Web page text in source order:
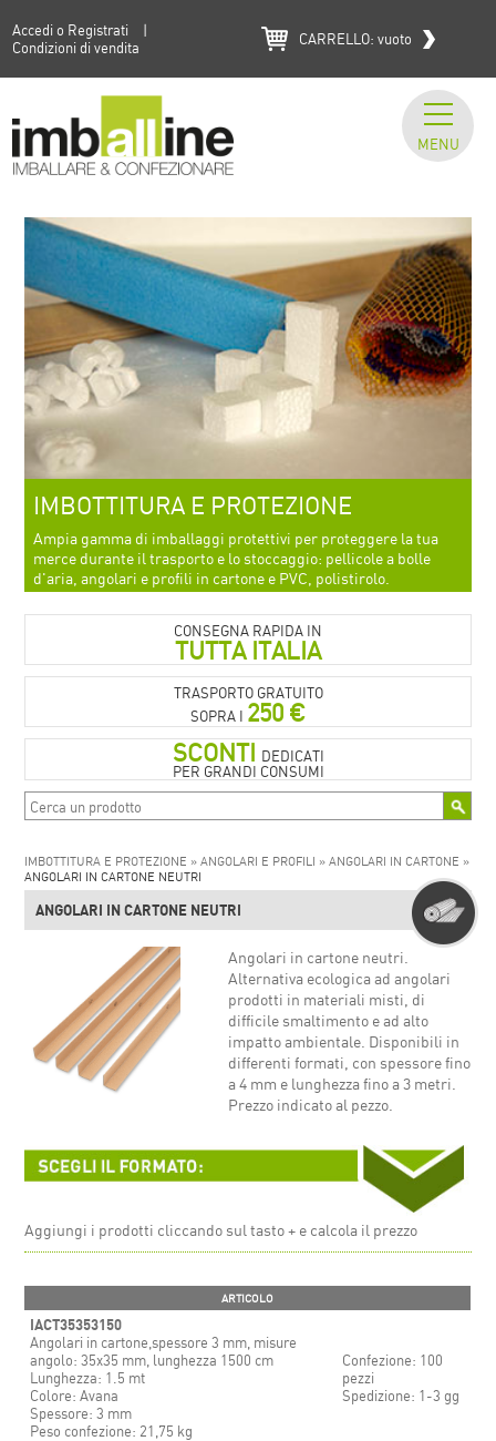
Accedi o Registrati
|
Condizioni di vendita
CARRELLO: vuoto
MENU
IMBOTTITURA E PROTEZIONE
Ampia gamma di imballaggi protettivi per proteggere la tua
merce durante il trasporto e lo stoccaggio: pellicole a bolle
d'aria, angolari e profili in cartone e PVC, polistirolo.
CONSEGNA RAPIDA IN
TUTTA ITALIA
TRASPORTO GRATUITO
SOPRA I 250 €
SCONTI DEDICATI
PER GRANDI CONSUMI
IMBOTTITURA E PROTEZIONE » ANGOLARI E PROFILI » ANGOLARI IN CARTONE »
ANGOLARI IN CARTONE NEUTRI
ANGOLARI IN CARTONE NEUTRI
Angolari in cartone neutri.
Alternativa ecologica ad angolari
prodotti in materiali misti, di
difficile smaltimento e ad alto
impatto ambientale. Disponibili in
differenti formati, con spessore fino
a 4 mm e lunghezza fino a 3 metri.
Prezzo indicato al pezzo.
Aggiungi i prodotti cliccando sul tasto + e calcola il prezzo
ARTICOLO
IACT35353150
Angolari in cartone,spessore 3 mm, misure
angolo: 35x35 mm, lunghezza 1500 cm
Lunghezza: 1.5 mt
Colore: Avana
Spessore: 3 mm
Peso confezione: 21,75 kg
Confezione: 100
pezzi
Spedizione: 1-3 gg